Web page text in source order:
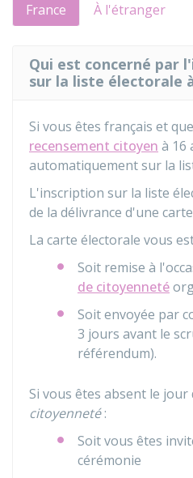
France À l'étranger
Qui est concerné par
sur la liste électorale
Si vous êtes français et
recensement citoyen à 16
automatiquement sur la
L'inscription sur la liste
de la délivrance d'une
La carte électorale vous
Soit remise à
de citoyenneté
Soit envoyée par
3 jours avant le
référendum).
Si vous êtes absent le jour
citoyenneté:
Soit vous êtes
cérémonie